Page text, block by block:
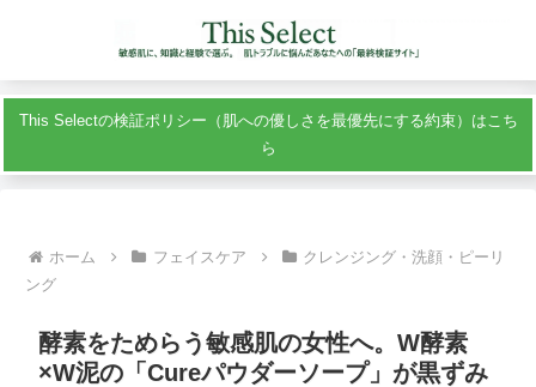
This Selectの検証ポリシー（肌への優しさを最優先にする約束）はこち
ら
ホーム フェイスケア
クレンジング・洗顔・ピーリ
ング
酵素をためらう敏感肌の女性へ。W酵素
×W泥の「Cureパウダーソープ」が黒ずみ